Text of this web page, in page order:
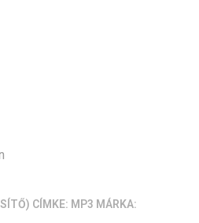
CÍMKE: MP3 MÁRKA: